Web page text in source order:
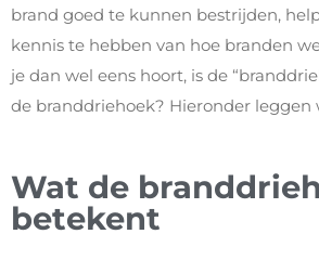
brand goed te kunnen bestrijden,
kennis te hebben van hoe branden
je dan wel eens hoort, is de
de branddriehoek? Hieronder leggen
Wat de
betekent